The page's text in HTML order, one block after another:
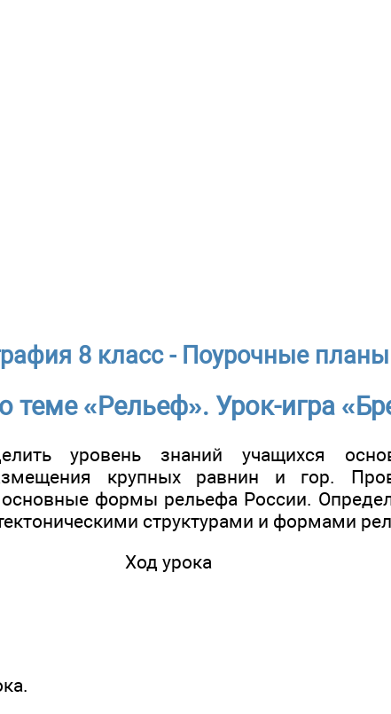
8 класс - Поурочные планы
теме «Рельеф». Урок-игра
уровень знаний учащихся
крупных равнин и гор.
основные формы рельефа России.
структурами и формами
Ход урока